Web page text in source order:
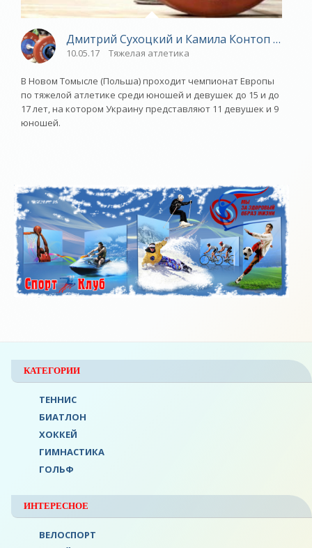
Дмитрий Сухоцкий и Камила Контоп
10.05.17 Тяжелая атлетика
В Новом Томысле (Польша) проходит чемпионат Европы
по тяжелой атлетике среди юношей и девушек до 15 и до
17 лет, на котором Украину представляют 11 девушек и 9
юношей.
КАТЕГОРИИ
ТЕННИС
БИАТЛОН
ХОККЕЙ
ГИМНАСТИКА
ГОЛЬФ
ИНТЕРЕСНОЕ
ВЕЛОСПОРТ